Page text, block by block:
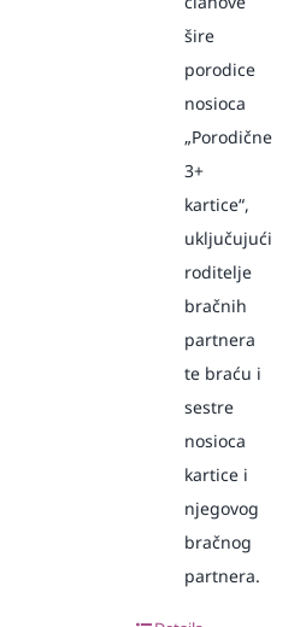
šire
porodice
nosioca
„Porodične
3+
kartice“,
uključujući
roditelje
bračnih
partnera
te braću i
sestre
nosioca
kartice i
njegovog
bračnog
partnera.